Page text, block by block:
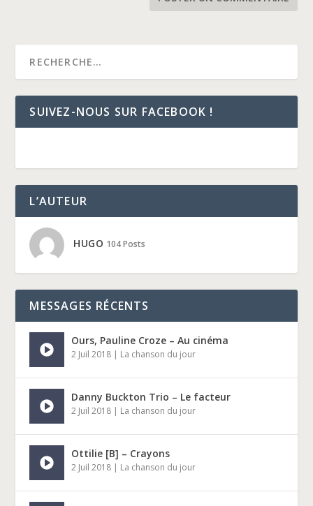
SUIVEZ-NOUS SUR FACEBOOK !
L’AUTEUR
HUGO 104 Posts
MESSAGES RÉCENTS
Ours, Pauline Croze – Au cinéma
2 Juil 2018 | La chanson du jour
Danny Buckton Trio – Le facteur
2 Juil 2018 | La chanson du jour
Ottilie [B] – Crayons
2 Juil 2018 | La chanson du jour